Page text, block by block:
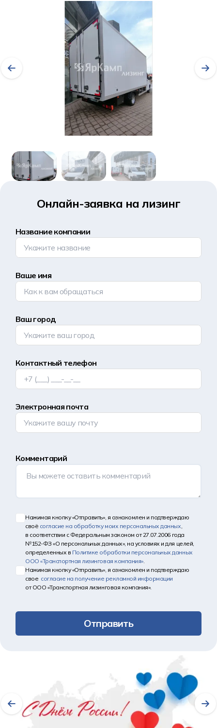
Онлайн-заявка на лизинг
Название компании
Ваше имя
Ваш город
Контактный телефон
Электронная почта
Комментарий
Нажимая кнопку «Отправить», я ознакомлен и подтверждаю
своё согласие на обработку моих персональных данных,
в соответствии с Федеральным законом от 27.07.2006 года
№152-ФЗ «О персональных данных», на условиях и для целей,
определенных в Политике обработки персональных данных
ООО «Транспортная лизинговая компания».
Нажимая кнопку «Отправить», я ознакомлен и подтверждаю
свое согласие на получение рекламной информации
от ООО «Транспортная лизинговая компания».
Отправить
Другие новости